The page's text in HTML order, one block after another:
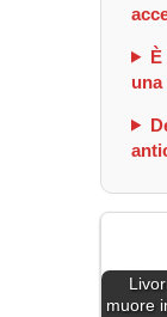
È
una
muore